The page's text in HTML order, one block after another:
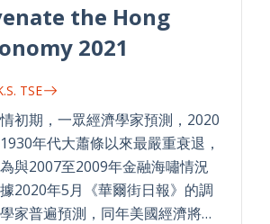
the Hong
2021
TSE
初期，一眾經濟學家預測，2020
年代大蕭條以來最嚴重衰退，
與2007至2009年金融海嘯情況
2020年5月《華爾街日報》的調
家普遍預測，同年美國經濟將…